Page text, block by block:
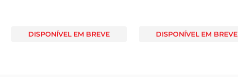
DISPONÍVEL EM BREVE DISPONÍVEL EM BREVE